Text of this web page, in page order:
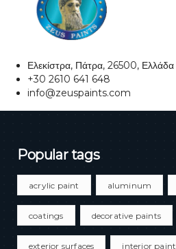
Ελεκίστρα, Πάτρα, 26500, Ελλάδα
+30 2610 641 648
info@zeuspaints.com
Popular tags
acrylic paint aluminum
coatings decorative paints
exterior surfaces interior paint